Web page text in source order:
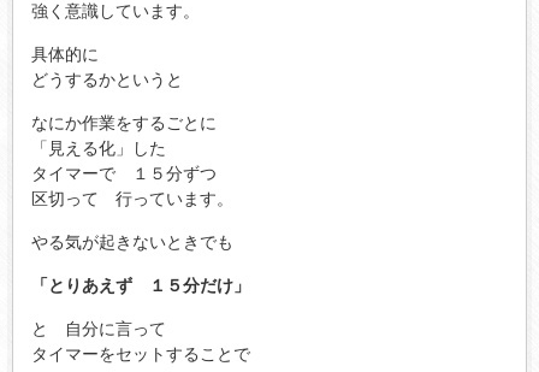
強く意識しています。
具体的に
どうするかというと
なにか作業をするごとに
「見える化」した
タイマーで １５分ずつ
区切って 行っています。
やる気が起きないときでも
「とりあえず １５分だけ」
と 自分に言って
タイマーをセットすることで